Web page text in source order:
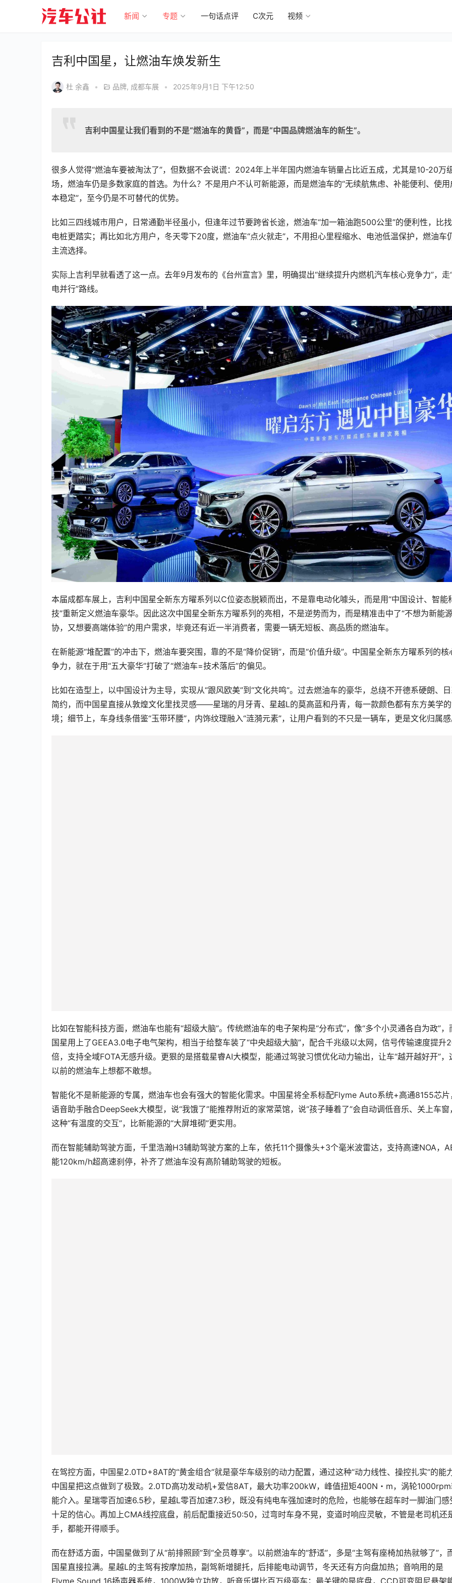
新闻 专题 一句话点评 C次元 视频
吉利中国星，让燃油车焕发新生
杜 余鑫 • 品牌, 成都车展 • 2025年9月1日 下午12:50
吉利中国星让我们看到的不是“燃油车的黄昏”，而是“中国品牌燃油车的新生”。
很多人觉得“燃油车要被淘汰了”，但数据不会说谎：2024年上半年国内燃油车销量占比近五成，尤其是10-20万
场，燃油车仍是多数家庭的首选。为什么？不是用户不认可新能源，而是燃油车的“无续航焦虑、补能便利、使用
本稳定”，至今仍是不可替代的优势。
比如三四线城市用户，日常通勤半径虽小，但逢年过节要跨省长途，燃油车“加一箱油跑500公里”的便利性，比
电桩更踏实；再比如北方用户，冬天零下20度，燃油车“点火就走”，不用担心里程缩水、电池低温保护，燃油车
主流选择。
实际上吉利早就看透了这一点。去年9月发布的《台州宣言》里，明确提出“继续提升内燃机汽车核心竞争力”，走
电并行”路线。
本届成都车展上，吉利中国星全新东方曜系列以C位姿态脱颖而出，不是靠电动化噱头，而是用“中国设计、智能
技”重新定义燃油车豪华。因此这次中国星全新东方曜系列的亮相，不是逆势而为，而是精准击中了“不想为新能
协，又想要高端体验”的用户需求，毕竟还有近一半消费者，需要一辆无短板、高品质的燃油车。
在新能源“堆配置”的冲击下，燃油车要突围，靠的不是“降价促销”，而是“价值升级”。中国星全新东方曜系列的核
争力，就在于用“五大豪华”打破了“燃油车=技术落后”的偏见。
比如在造型上，以中国设计为主导，实现从“跟风欧美”到“文化共鸣”。过去燃油车的豪华，总绕不开德系硬朗、
简约，而中国星直接从敦煌文化里找灵感——星瑞的月牙青、星越L的莫高蓝和丹青，每一款颜色都有东方美学
境；细节上，车身线条借鉴“玉带环腰”，内饰纹理融入“涟漪元素”，让用户看到的不只是一辆车，更是文化归属感
而在智能辅助驾驶方面，千里浩瀚H3辅助驾驶方案的上车，依托11个摄像头+3个毫米波雷达，支持高速NOA，
能120km/h超高速刹停，补齐了燃油车没有高阶辅助驾驶的短板。
Flyme Sound 16扬声器系统，1000W独立功放，听音乐堪比百万级豪车；最关键的是底盘，CCD可变阻尼悬架能
秒级调节软硬，过减速带的冲击减少23%，老人孩子坐车不颠簸，这种“看不见的舒适”，才是家庭用户最在意的